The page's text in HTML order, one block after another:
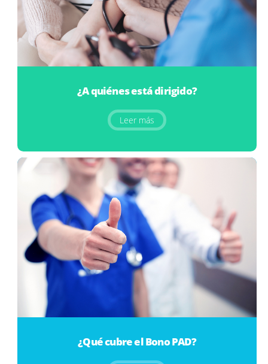
¿A quiénes está dirigido?
Leer más
¿Qué cubre el Bono PAD?